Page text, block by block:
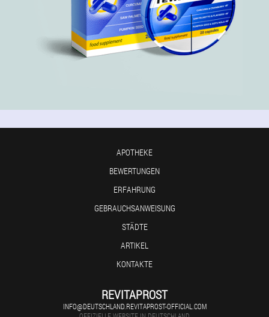
APOTHEKE
BEWERTUNGEN
ERFAHRUNG
GEBRAUCHSANWEISUNG
STÄDTE
ARTIKEL
KONTAKTE
REVITAPROST
INFO@DEUTSCHLAND.REVITAPROST-OFFICIAL.COM